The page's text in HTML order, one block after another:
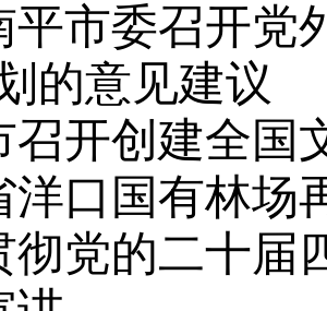
平市委召开党
的意见建议
召开创建全国
洋口国有林场
彻党的二十届